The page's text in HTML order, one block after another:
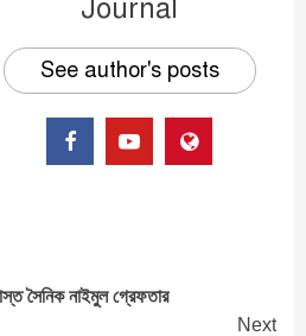
Journal
See author's posts
সৈনিক নাইমুল গ্রেফতার
Next